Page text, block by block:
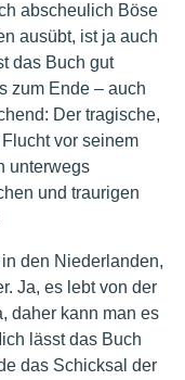
abscheulich Böse
ausübt, ist ja auch
das Buch gut
zum Ende – auch
Der tragische,
vor seinem
unterwegs
und traurigen
den Niederlanden,
Ja, es lebt von der
daher kann man es
lässt das Buch
das Schicksal der